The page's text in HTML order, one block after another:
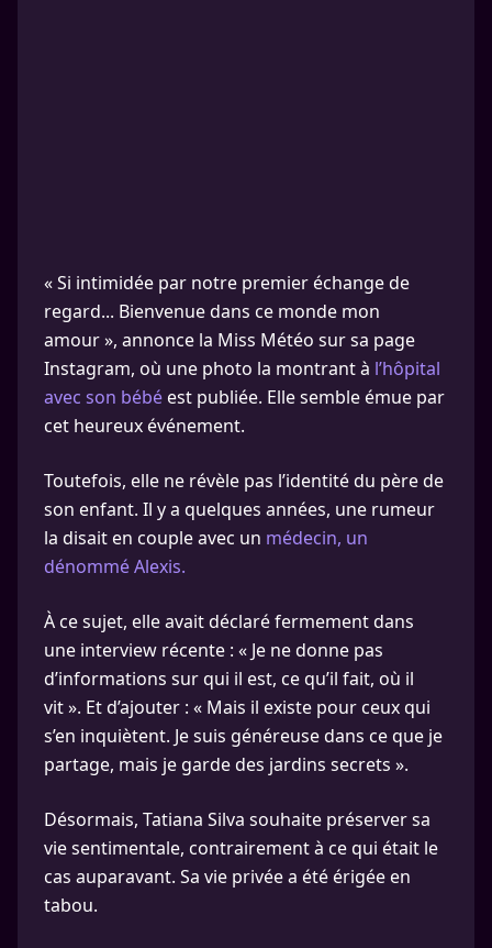
« Si intimidée par notre premier échange de
regard... Bienvenue dans ce monde mon
amour », annonce la Miss Météo sur sa page
Instagram, où une photo la montrant à l’hôpital
avec son bébé est publiée. Elle semble émue par
cet heureux événement.
Toutefois, elle ne révèle pas l’identité du père de
son enfant. Il y a quelques années, une rumeur
la disait en couple avec un médecin, un
dénommé Alexis.
À ce sujet, elle avait déclaré fermement dans
une interview récente : « Je ne donne pas
d’informations sur qui il est, ce qu’il fait, où il
vit ». Et d’ajouter : « Mais il existe pour ceux qui
s’en inquiètent. Je suis généreuse dans ce que je
partage, mais je garde des jardins secrets ».
Désormais, Tatiana Silva souhaite préserver sa
vie sentimentale, contrairement à ce qui était le
cas auparavant. Sa vie privée a été érigée en
tabou.